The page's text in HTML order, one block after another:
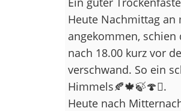
Heute Nachmittag an
angekommen,
nach 18.00 kurz vor
verschwand. So ein
Himmels🍂🍁🍃🍄🪾.
Heute nach